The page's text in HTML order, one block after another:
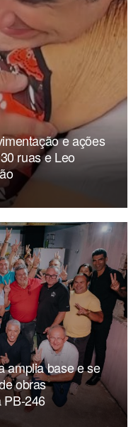
e ações
ruas e Leo
amplia base e se
obras
PB-246